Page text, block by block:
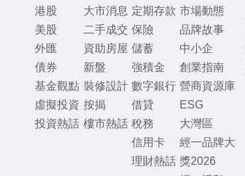
港股
美股
外匯
債券
基金觀點
虛擬投資
投資熱話
大市消息
二手成交
資助房屋
新盤
裝修設計
按揭
樓市熱話
定期存款
保險
儲蓄
強積金
數字銀行
借貸
稅務
信用卡
理財熱話
市場動態
品牌故事
中小企
創業指南
營商資源庫
ESG
大灣區
經一品牌大
獎2026